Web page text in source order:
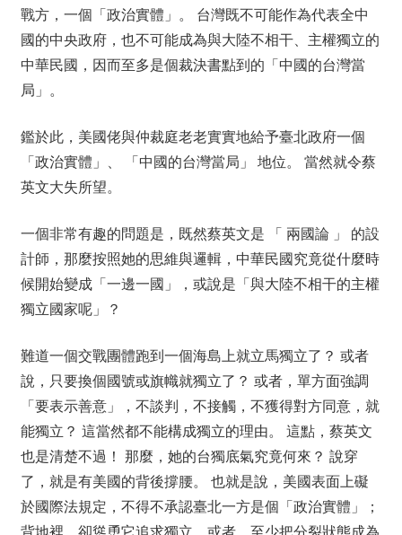
戰方，一個「政治實體」。 台灣既不可能作為代表全中
國的中央政府，也不可能成為與大陸不相干、主權獨立的
中華民國，因而至多是個裁決書點到的「中國的台灣當
局」。
鑑於此，美國佬與仲裁庭老老實實地給予臺北政府一個
「政治實體」、 「中國的台灣當局」 地位。 當然就令蔡
英文大失所望。
一個非常有趣的問題是，既然蔡英文是 「 兩國論 」 的設
計師，那麼按照她的思維與邏輯，中華民國究竟從什麼時
候開始變成「一邊一國」，或說是「與大陸不相干的主權
獨立國家呢」？
難道一個交戰團體跑到一個海島上就立馬獨立了？ 或者
說，只要換個國號或旗幟就獨立了？ 或者，單方面強調
「要表示善意」，不談判，不接觸，不獲得對方同意，就
能獨立？ 這當然都不能構成獨立的理由。 這點，蔡英文
也是清楚不過！ 那麼，她的台獨底氣究竟何來？ 說穿
了，就是有美國的背後撐腰。 也就是說，美國表面上礙
於國際法規定，不得不承認臺北一方是個「政治實體」；